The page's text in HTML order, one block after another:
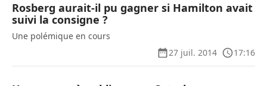
Rosberg aurait-il pu gagner si Hamilton avait
suivi la consigne ?
Une polémique en cours
27 juil. 2014
17:16